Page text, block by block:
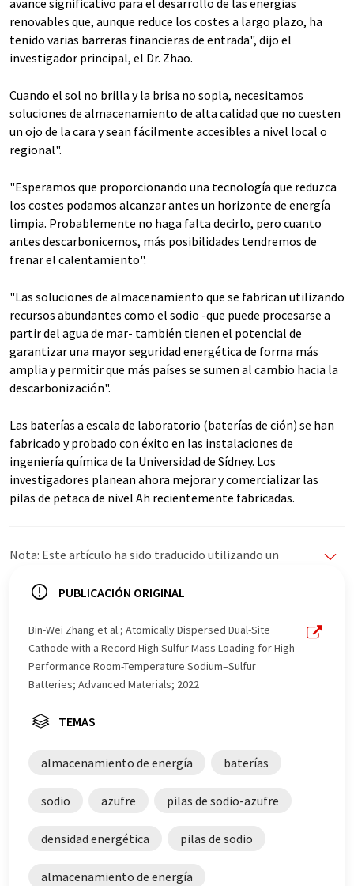
avance significativo para el desarrollo de las energías
renovables que, aunque reduce los costes a largo plazo, ha
tenido varias barreras financieras de entrada", dijo el
investigador principal, el Dr. Zhao.
Cuando el sol no brilla y la brisa no sopla, necesitamos
soluciones de almacenamiento de alta calidad que no cuesten
un ojo de la cara y sean fácilmente accesibles a nivel local o
regional".
"Esperamos que proporcionando una tecnología que reduzca
los costes podamos alcanzar antes un horizonte de energía
limpia. Probablemente no haga falta decirlo, pero cuanto
antes descarbonicemos, más posibilidades tendremos de
frenar el calentamiento".
"Las soluciones de almacenamiento que se fabrican utilizando
recursos abundantes como el sodio -que puede procesarse a
partir del agua de mar- también tienen el potencial de
garantizar una mayor seguridad energética de forma más
amplia y permitir que más países se sumen al cambio hacia la
descarbonización".
Las baterías a escala de laboratorio (baterías de ción) se han
fabricado y probado con éxito en las instalaciones de
ingeniería química de la Universidad de Sídney. Los
investigadores planean ahora mejorar y comercializar las
pilas de petaca de nivel Ah recientemente fabricadas.
Nota: Este artículo ha sido traducido utilizando un
ofrece estas traducciones automáticas para presentar
este artículo ha sido traducido con traducción
automática, es posible que contenga errores de
vocabulario, sintaxis o gramática. El artículo original en
Inglés se puede encontraraquí
PUBLICACIÓN ORIGINAL
Bin-Wei Zhang et al.; Atomically Dispersed Dual-Site
Cathode with a Record High Sulfur Mass Loading for High-
Performance Room-Temperature Sodium–Sulfur
Batteries; Advanced Materials; 2022
TEMAS
almacenamiento de energía baterías
sodio azufre pilas de sodio-azufre
densidad energética pilas de sodio
almacenamiento de energía